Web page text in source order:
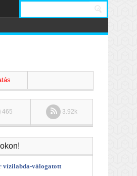
465 3.92k
vízilabda-válogatott